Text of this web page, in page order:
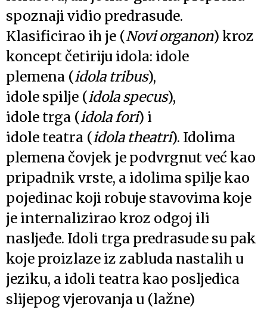
spoznaji vidio predrasude.
Klasificirao ih je (Novi organon) kroz
koncept četiriju idola: idole
plemena (idola tribus),
idole spilje (idola specus),
idole trga (idola fori) i
idole teatra (idola theatri). Idolima
plemena čovjek je podvrgnut već kao
pripadnik vrste, a idolima spilje kao
pojedinac koji robuje stavovima koje
je internalizirao kroz odgoj ili
nasljeđe. Idoli trga predrasude su pak
koje proizlaze iz zabluda nastalih u
jeziku, a idoli teatra kao posljedica
slijepog vjerovanja u (lažne)